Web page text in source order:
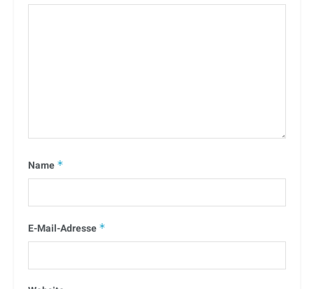
Name *
E-Mail-Adresse *